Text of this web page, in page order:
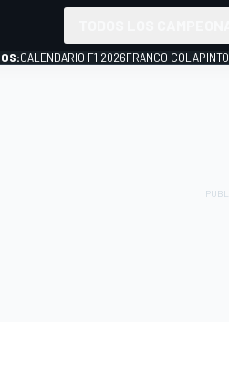
CALENDARIO F1 2026FRANCO COLAPINTO